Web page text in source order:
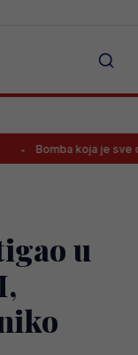
koja je sve ostavila
u